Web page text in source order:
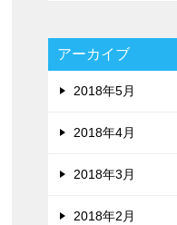
アーカイブ
2018年5月
2018年4月
2018年3月
2018年2月